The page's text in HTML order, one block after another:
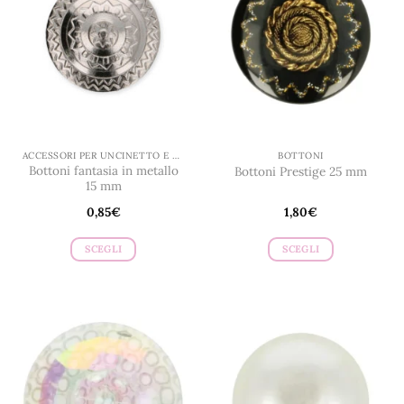
Bottoni fantasia in metallo
15 mm
0,85€
SCEGLI
più
varianti.
Le
opzioni
BOTTONI
Bottoni Prestige 25 mm
1,80€
SCEGLI
varianti.